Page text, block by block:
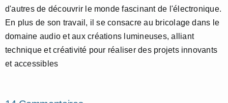
d'autres de découvrir le monde fascinant de l'électronique.
En plus de son travail, il se consacre au bricolage dans le
domaine audio et aux créations lumineuses, alliant
technique et créativité pour réaliser des projets innovants
et accessibles